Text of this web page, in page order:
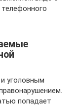
уголовным
попадает